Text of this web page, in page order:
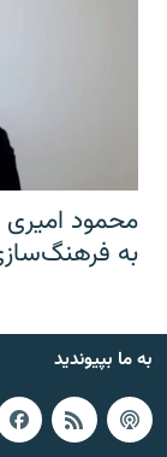
محمود امیری
به
به ما بپیوندید